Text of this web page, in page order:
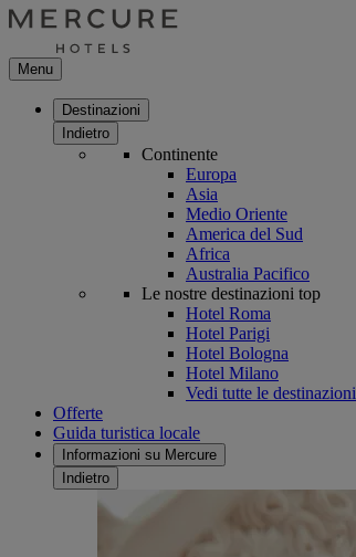
Menu
Destinazioni
Indietro
Continente
Europa
Asia
Medio Oriente
America del Sud
Africa
Australia Pacifico
Le nostre destinazioni top
Hotel Roma
Hotel Parigi
Hotel Bologna
Hotel Milano
Vedi tutte le destinazioni
Offerte
Guida turistica locale
Informazioni su Mercure
Indietro